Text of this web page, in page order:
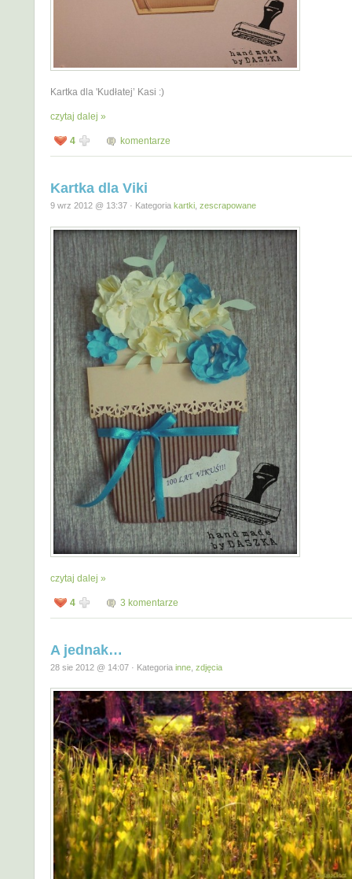
Kartka dla 'Kudłatej’ Kasi :)
czytaj dalej »
4 komentarze
Kartka dla Viki
9 wrz 2012 @ 13:37 · Kategoria kartki, zescrapowane
czytaj dalej »
4 3 komentarze
A jednak…
28 sie 2012 @ 14:07 · Kategoria inne zdjęcia